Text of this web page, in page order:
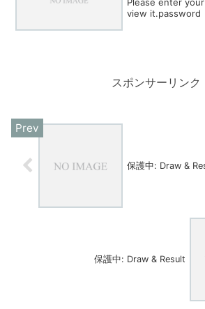
view it.password
スポンサーリンク
保護中: Draw &
保護中: Draw & Result